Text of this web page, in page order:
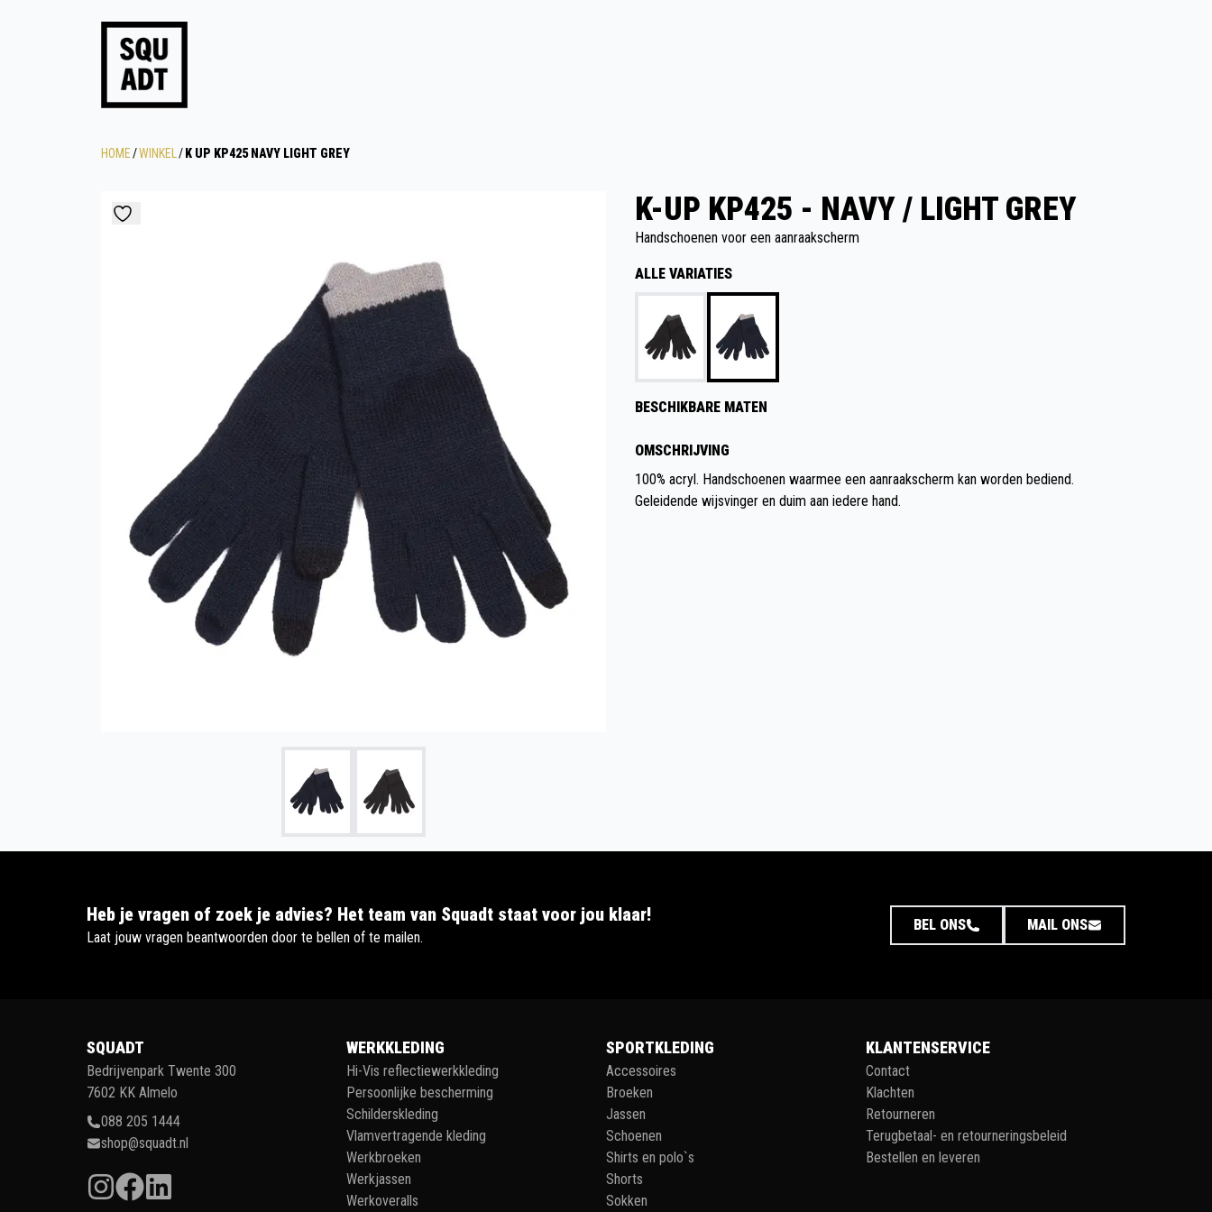
HOME/WINKEL / K UP KP425 NAVY LIGHT GREY
K-UP KP425 - NAVY / LIGHT GREY
Handschoenen voor een aanraakscherm
ALLE VARIATIES
BESCHIKBARE MATEN
OMSCHRIJVING
100% acryl. Handschoenen waarmee een aanraakscherm kan worden bediend.
Geleidende wijsvinger en duim aan iedere hand.
Heb je vragen of zoek je advies? Het team van Squadt staat voor jou klaar!
Laat jouw vragen beantwoorden door te bellen of te mailen.
BEL ONS MAIL ONS
SQUADT
Bedrijvenpark Twente 300
7602 KK Almelo
088 205 1444
shop@squadt.nl
WERKKLEDING
Hi-Vis reflectiewerkkleding
Persoonlijke bescherming
Schilderskleding
Vlamvertragende kleding
Werkbroeken
Werkjassen
Werkoveralls
SPORTKLEDING
Accessoires
Broeken
Jassen
Schoenen
Shirts en polo`s
Shorts
Sokken
KLANTENSERVICE
Contact
Klachten
Retourneren
Terugbetaal- en retourneringsbeleid
Bestellen en leveren